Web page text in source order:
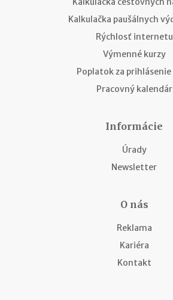
Kalkulačka paušálnych
Rýchlosť internetu
Výmenné kurzy
Poplatok za prihlásenie
Pracovný kalendár
Informácie
Úrady
Newsletter
O nás
Reklama
Kariéra
Kontakt